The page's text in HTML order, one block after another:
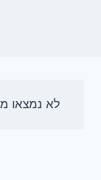
לא נמצאו